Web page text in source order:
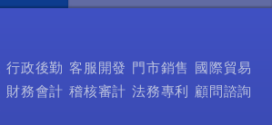
行政後勤 客服開發 門市銷售 國際貿易
財務會計 稽核審計 法務專利
顧問諮詢